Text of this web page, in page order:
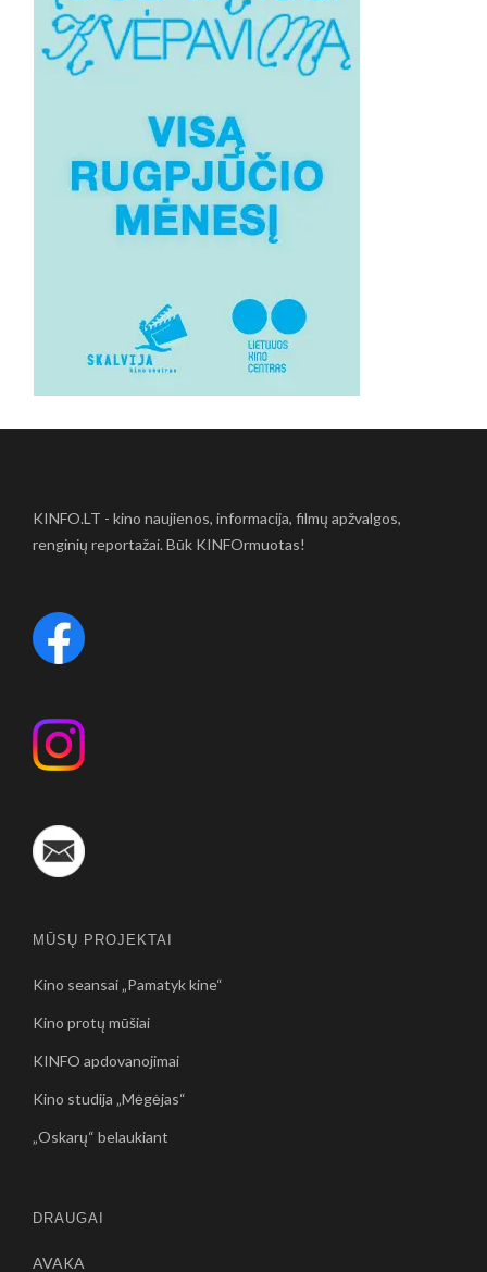
KINFO.LT - kino naujienos, informacija, filmų apžvalgos,
renginių reportažai. Būk KINFOrmuotas!
MŪSŲ PROJEKTAI
Kino seansai „Pamatyk kine“
Kino protų mūšiai
KINFO apdovanojimai
Kino studija „Mėgėjas“
„Oskarų“ belaukiant
DRAUGAI
AVAKA